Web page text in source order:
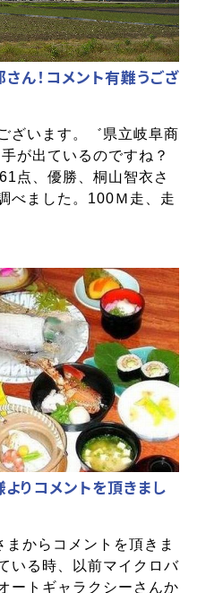
ん！コメント有難うござ
ざいます。゛県立岐阜商
が出ているのですね？
点、優勝、桐山智衣さ
べました。100Ｍ走、走
りコメントを頂きまし
からコメントを頂きま
いる時、以前マイクロバ
ートギャラクシーさんか